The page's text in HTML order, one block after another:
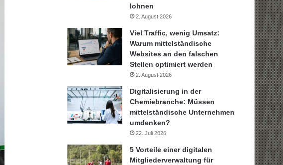
lohnen
2. August 2026
Viel Traffic, wenig Umsatz:
Warum mittelständische
Websites an den falschen
Stellen optimiert werden
2. August 2026
Digitalisierung in der
Chemiebranche: Müssen
mittelständische Unternehmen
umdenken?
22. Juli 2026
5 Vorteile einer digitalen
Mitgliederverwaltung für